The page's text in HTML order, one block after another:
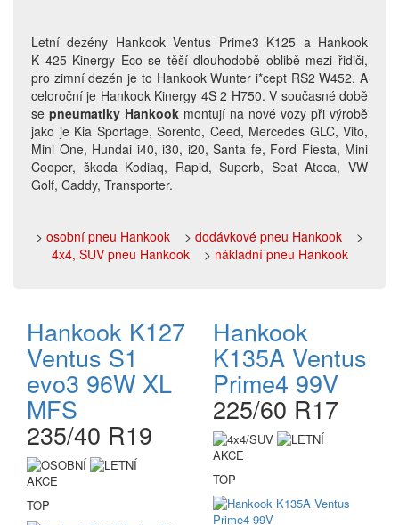
Letní dezény Hankook Ventus Prime3 K125 a Hankook
K 425 Kinergy Eco se těší dlouhodobě oblibě mezi řidiči,
pro zimní dezén je to Hankook Wunter i*cept RS2 W452. A
celoroční je Hankook Kinergy 4S 2 H750. V současné době
se pneumatiky Hankook montují na nové vozy při výrobě
jako je Kia Sportage, Sorento, Ceed, Mercedes GLC, Vito,
Mini One, Hundai i40, i30, i20, Santa fe, Ford Fiesta, Mini
Cooper, škoda Kodiaq, Rapid, Superb, Seat Ateca, VW
Golf, Caddy, Transporter.
> osobní pneu Hankook > dodávkové pneu Hankook >
4x4, SUV pneu Hankook> nákladní pneu Hankook
Hankook K127
Ventus S1
evo3 96W XL
MFS
235/40 R19
AKCE
TOP
Hankook
K135A Ventus
Prime4 99V
225/60 R17
AKCE
TOP